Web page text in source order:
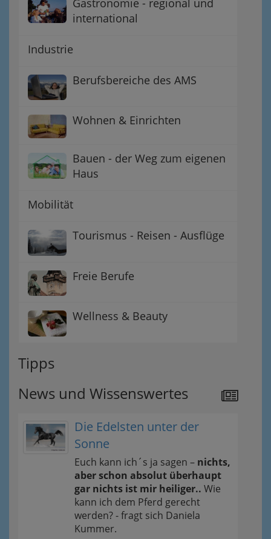
international
Industrie
Berufsbereiche des AMS
Wohnen & Einrichten
Bauen - der Weg zum eigenen
Haus
Mobilität
Tourismus - Reisen - Ausflüge
Freie Berufe
Wellness & Beauty
Tipps
News und Wissenswertes
Die Edelsten unter der
Sonne
Euch kann ich´s ja sagen – nichts,
aber schon absolut überhaupt
gar nichts ist mir heiliger.. Wie
kann ich dem Pferd gerecht
werden? - fragt sich Daniela
Kummer.